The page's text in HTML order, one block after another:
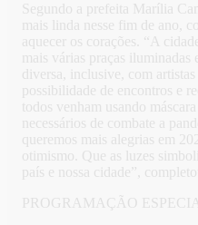
Segundo a prefeita Marília
mais linda nesse fim de ano,
aquecer os corações. “A
mais várias praças
diversa, inclusive, com
possibilidade de encontros e
todos venham usando
necessários de combate a
queremos mais alegrias em
otimismo. Que as luzes
país e nossa cidade”,
PROGRAMAÇÃO